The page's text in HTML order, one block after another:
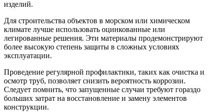
изделий.
Для строительства объектов в морском или химическом
климате лучше использовать оцинкованные или
легированные решения. Эти материалы продемонстрируют
более высокую степень защиты в сложных условиях
эксплуатации.
Проведение регулярной профилактики, таких как очистка и
осмотр труб, позволяет снизить вероятность коррозии.
Следует помнить, что запущенные случаи требуют гораздо
больших затрат на восстановление и замену элементов
конструкции.